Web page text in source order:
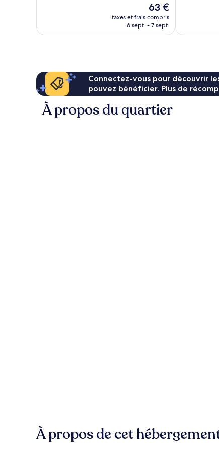
Le
nouveau
prix
63 €
taxes et frais compris
6 sept. - 7 sept.
Connectez-vous pour découvrir
pouvez bénéficier. Plus de
À propos du quartier
À propos de cet